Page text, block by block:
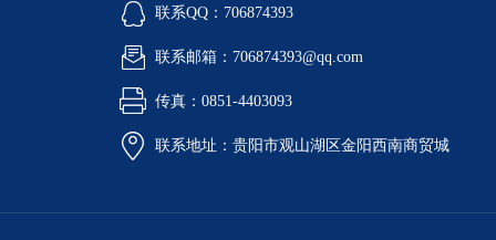
联系QQ：706874393
联系邮箱：706874393@qq.com
传真：0851-4403093
联系地址：贵阳市观山湖区金阳西南商贸城